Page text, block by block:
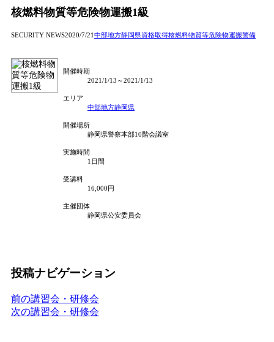
核燃料物質等危険物運搬1級
SECURITY NEWS2020/7/21中部地方静岡県資格取得核燃料物質等危険物運搬警備
開催時期
2021/1/13～2021/1/13
エリア
中部地方静岡県
開催場所
静岡県警察本部10階会議室
実施時間
1日間
受講料
16,000円
主催団体
静岡県公安委員会
投稿ナビゲーション
前の講習会・研修会
次の講習会・研修会